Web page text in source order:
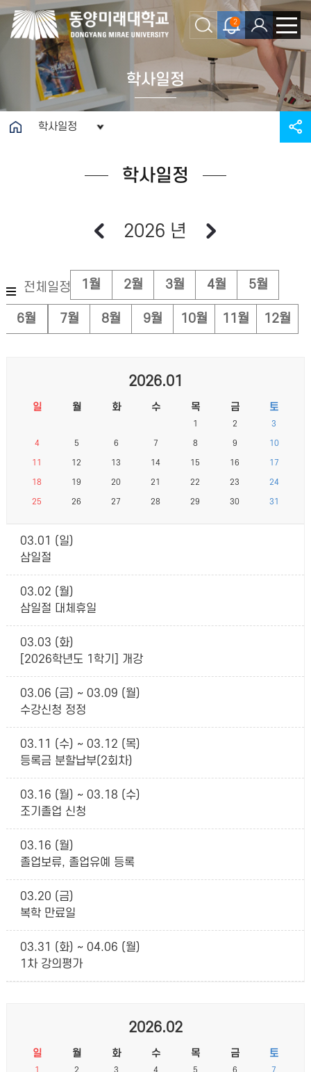
2
학사일정
학사일정
학사일정
2026 년
전체일정 1월 2월 3월 4월 5월
6월 7월 8월 9월 10월 11월 12월
2026.01
일 월 화 수 목 금 토
1 2 3
4 5 6 7 8 9 10
11 12 13 14 15 16 17
18 19 20 21 22 23 24
25 26 27 28 29 30 31
03.01 (일)
삼일절
03.02 (월)
삼일절 대체휴일
03.03 (화)
[2026학년도 1학기] 개강
03.06 (금) ~ 03.09 (월)
수강신청 정정
03.11 (수) ~ 03.12 (목)
등록금 분할납부(2회차)
03.16 (월) ~ 03.18 (수)
조기졸업 신청
03.16 (월)
졸업보류, 졸업유예 등록
03.20 (금)
복학 만료일
03.31 (화) ~ 04.06 (월)
1차 강의평가
2026.02
일 월 화 수 목 금 토